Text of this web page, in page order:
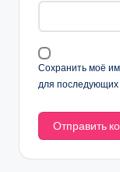
Сохранить моё
для последующих